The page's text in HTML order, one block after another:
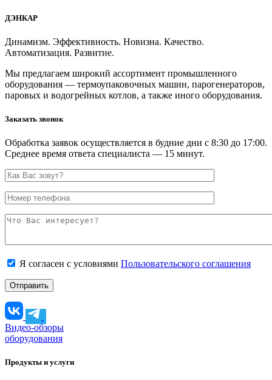
ДЭНКАР
Динамизм. Эффективность. Новизна. Качество.
Автоматизация. Развитие.
Мы предлагаем широкий ассортимент промышленного
оборудования — термоупаковочных машин, парогенераторов,
паровых и водогрейных котлов, а также иного оборудования.
Заказать звонок
Обработка заявок осуществляется в будние дни с 8:30 до 17:00.
Среднее время ответа специалиста — 15 минут.
Я согласен с условиями Пользовательского соглашения
Видео-обзоры
оборудования
Продукты и услуги